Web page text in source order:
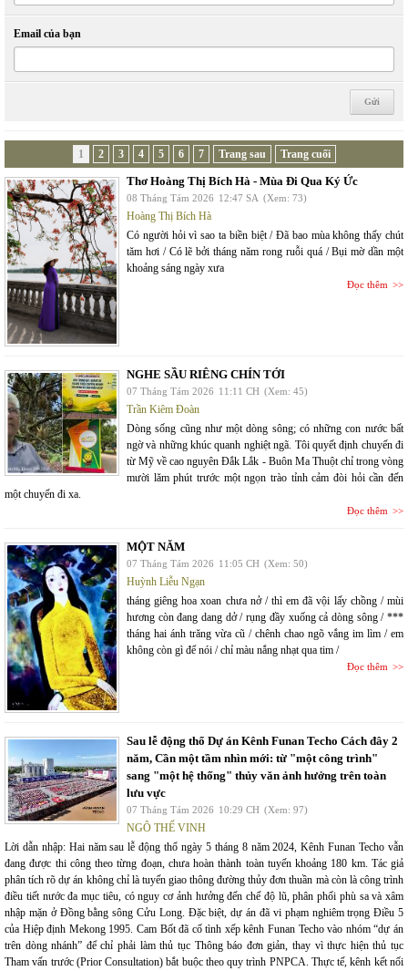
Email của bạn
1 2 3 4 5 6 7 Trang sau Trang cuối
Thơ Hoàng Thị Bích Hà - Mùa Đi Qua Ký Ức
08 Tháng Tám 2026 12:47 SA (Xem: 73)
Hoàng Thị Bích Hà
Có người hỏi vì sao ta biền biệt / Đã bao mùa không thấy chút
tăm hơi / Có lẽ bởi tháng năm rong ruỗi quá / Bụi mờ dần một
khoảng sáng ngày xưa
Đọc thêm
NGHE SẦU RIÊNG CHÍN TỚI
07 Tháng Tám 2026 11:11 CH (Xem: 45)
Trần Kiêm Đoàn
Dòng sống cũng như một dòng sông; có những con nước bất
ngờ và những khúc quanh nghiệt ngã. Tôi quyết định chuyến đi
từ Mỹ về cao nguyên Đắk Lắk - Buôn Ma Thuột chỉ trong vòng
mười lăm phút trước một ngọn trào tỉnh cảm đòi hỏi cần đến
một chuyến đi xa.
Đọc thêm
MỘT NĂM
07 Tháng Tám 2026 11:05 CH (Xem: 50)
Huỳnh Liễu Ngạn
tháng giêng hoa xoan chưa nở / thì em đã vội lấy chồng / mùi
hương còn đang dang dở / rụng đầy xuống cả dòng sông / ***
tháng hai ánh trăng vừa cũ / chênh chao ngõ vắng im lìm / em
không còn gì để nói / chỉ màu nắng nhạt qua tim /
Đọc thêm
Sau lễ động thổ Dự án Kênh Funan Techo Cách đây 2
năm, Cần một tầm nhìn mới: từ "một công trình"
sang "một hệ thống" thủy văn ảnh hưởng trên toàn
lưu vực
07 Tháng Tám 2026 10:29 CH (Xem: 97)
NGÔ THẾ VINH
Lời dẫn nhập: Hai năm sau lễ động thổ ngày 5 tháng 8 năm 2024, Kênh Funan Techo vẫn
đang được thi công theo từng đoạn, chưa hoàn thành toàn tuyến khoảng 180 km. Tác giả
phân tích rõ dự án không chỉ là tuyến giao thông đường thủy đơn thuần mà còn là công trình
điều tiết nước đa mục tiêu, có nguy cơ ảnh hưởng đến chế độ lũ, phân phối phù sa và xâm
nhập mặn ở Đồng bằng sông Cửu Long. Đặc biệt, dự án đã vi phạm nghiêm trọng Điều 5
của Hiệp định Mekong 1995. Cam Bốt đã cố tình xếp kênh Funan Techo vào nhóm “dự án
trên dòng nhánh” để chỉ phải làm thủ tục Thông báo đơn giản, thay vì thực hiện thủ tục
Tham vấn trước (Prior Consultation) bắt buộc theo quy trình PNPCA. Thực tế, kênh kết nối